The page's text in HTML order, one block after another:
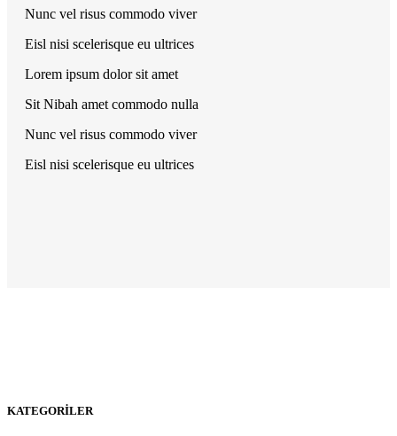
Nunc vel risus commodo viver
Eisl nisi scelerisque eu ultrices
Lorem ipsum dolor sit amet
Sit Nibah amet commodo nulla
Nunc vel risus commodo viver
Eisl nisi scelerisque eu ultrices
KATEGORİLER